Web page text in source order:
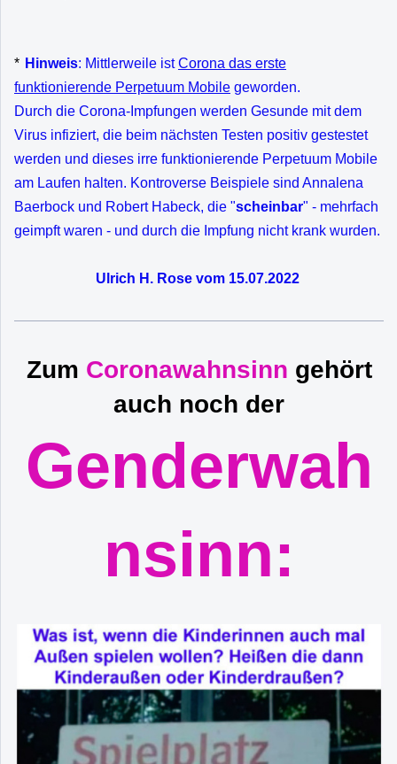
* Hinweis: Mittlerweile istCorona das erste
funktionierende Perpetuum Mobile geworden.
Durch die Corona-Impfungen werden Gesunde mit dem
Virus infiziert, die beim nächsten Testen positiv gestestet
werden und dieses irre funktionierende Perpetuum Mobile
am Laufen halten. Kontroverse Beispiele sind Annalena
Baerbock und Robert Habeck, die "scheinbar" - mehrfach
geimpft waren - und durch die Impfung nicht krank wurden.
Ulrich H. Rose vom 15.07.2022
Zum Coronawahnsinn gehört
auch noch der
Genderwah
nsinn: